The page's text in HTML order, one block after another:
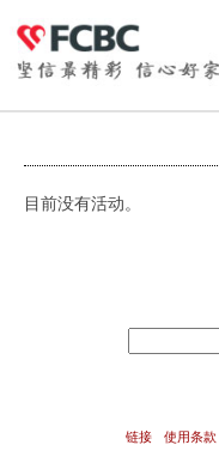
目前没有活动。
链接 使用条款